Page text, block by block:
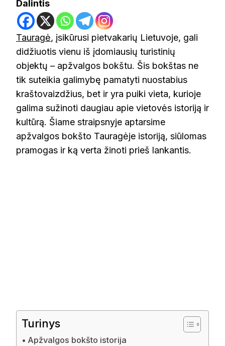
Dalintis
Tauragė, įsikūrusi pietvakarių Lietuvoje, gali
didžiuotis vienu iš įdomiausių turistinių
objektų – apžvalgos bokštu. Šis bokštas ne
tik suteikia galimybę pamatyti nuostabius
kraštovaizdžius, bet ir yra puiki vieta, kurioje
galima sužinoti daugiau apie vietovės istoriją ir
kultūrą. Šiame straipsnyje aptarsime
apžvalgos bokšto Tauragėje istoriją, siūlomas
pramogas ir ką verta žinoti prieš lankantis.
Turinys
Apžvalgos bokšto istorija